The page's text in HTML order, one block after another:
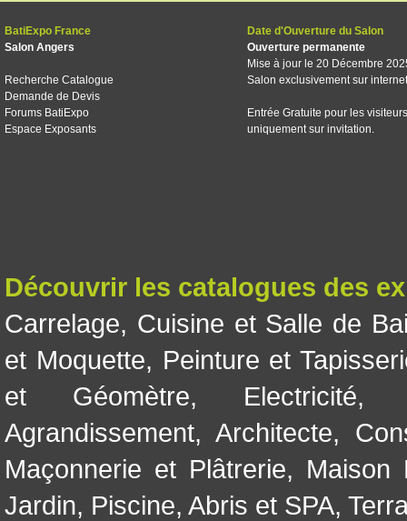
BatiExpo France
Salon Angers
Recherche Catalogue
Demande de Devis
Forums BatiExpo
Espace Exposants
Date d'Ouverture du Salon
Ouverture permanente
Mise à jour le 20 Décembre
Salon exclusivement sur internet
Entrée Gratuite pour les visiteurs
uniquement sur invitation.
Découvrir les catalogues des
Carrelage, Cuisine et Salle de
et Moquette, Peinture et
et Géomètre, Electricité
Agrandissement, Architecte,
Maçonnerie et Plâtrerie, Maison
Jardin, Piscine, Abris et SPA,